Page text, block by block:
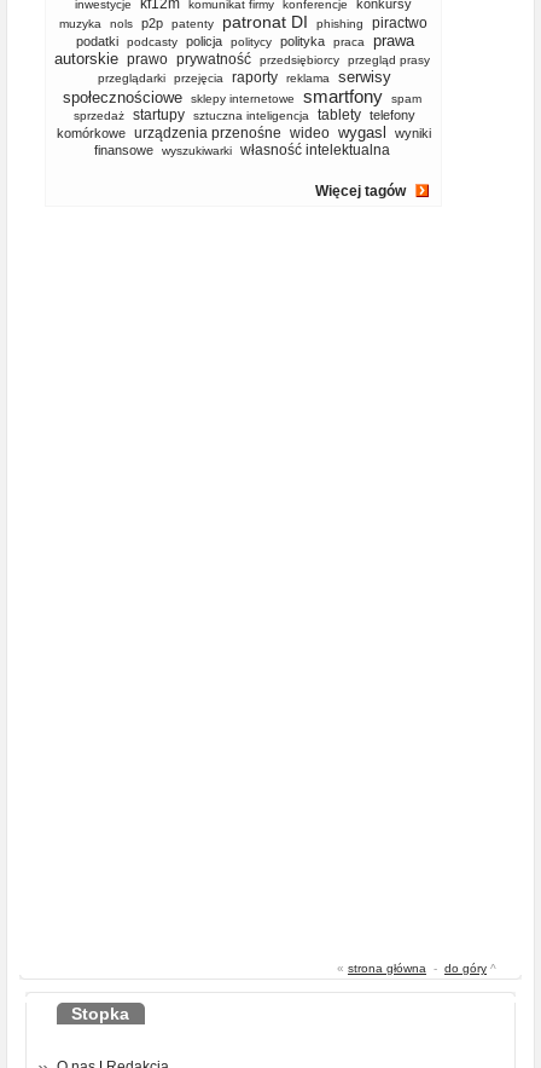
inwestycje kf12m komunikat firmy konferencje konkursy
muzyka nols p2p patenty patronat DI phishing piractwo
podatki podcasty policja politycy polityka praca
prawa
autorskie prawo prywatność przedsiębiorcy
przegląd prasy
przeglądarki
przejęcia raporty reklama
serwisy
społecznościowe
sklepy internetowe smartfony
spam
sprzedaż
startupy sztuczna inteligencja tablety telefony
komórkowe
urządzenia przenośne wideo wygasl
wyniki
finansowe
wyszukiwarki własność intelektualna
Więcej tagów
« strona główna - do góry ^
Stopka